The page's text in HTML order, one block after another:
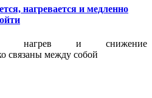
нагревается и медленно
нагрев и снижение
связаны между собой